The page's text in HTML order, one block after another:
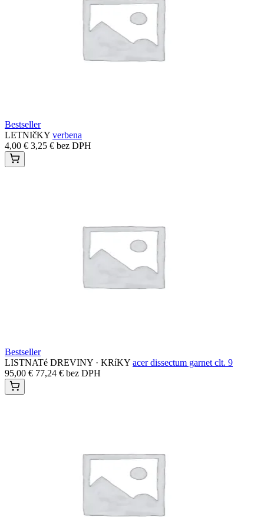
Bestseller
LETNIčKY verbena
4,00 € 3,25 € bez DPH
Bestseller
LISTNATé DREVINY · KRíKY acer dissectum garnet clt. 9
95,00 € 77,24 € bez DPH